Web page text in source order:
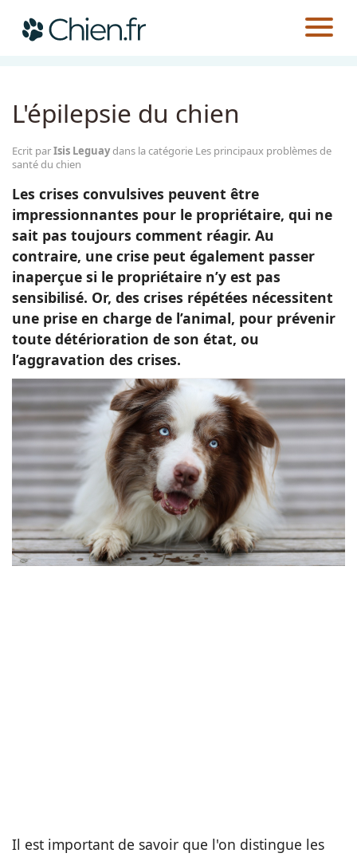
CHIEN.FR GUIDES
SANTÉ
L'épilepsie du chien
Ecrit parIsis Leguaydans la catégorie Les principaux problèmes de
santé du chien
Les crises convulsives peuvent être
impressionnantes pour le propriétaire, qui ne
sait pas toujours comment réagir. Au
contraire, une crise peut également passer
inaperçue si le propriétaire n’y est pas
sensibilisé. Or, des crises répétées nécessitent
une prise en charge de l’animal, pour prévenir
toute détérioration de son état, ou
l’aggravation des crises.
Il est important de savoir que l'on distingue les